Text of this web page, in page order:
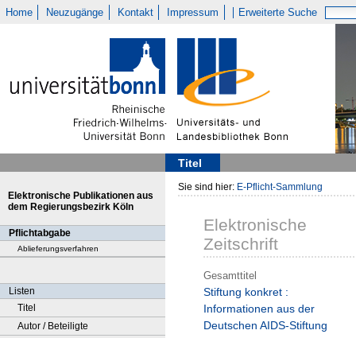
Home Neuzugänge Kontakt Impressum Erweiterte Suche
Titel
Elektronische Publikationen aus
dem Regierungsbezirk Köln
Pflichtabgabe
Ablieferungsverfahren
Listen
Titel
Autor / Beteiligte
Sie sind hier: E-Pflicht-Sammlung
Elektronische
Zeitschrift
Gesamttitel
Stiftung konkret :
Informationen aus der
Deutschen AIDS-Stiftung